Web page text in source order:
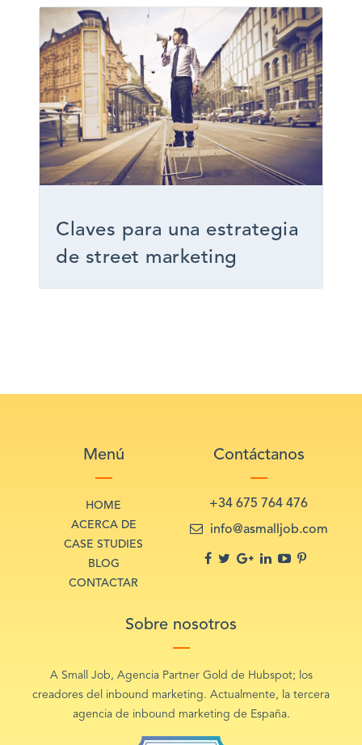
Claves para una estrategia
de street marketing
Menú
HOME
ACERCA DE
CASE STUDIES
BLOG
CONTACTAR
Contáctanos
+34 675 764 476
info@asmalljob.com
Sobre nosotros
A Small Job, Agencia Partner Gold de Hubspot; los
creadores del inbound marketing. Actualmente, la tercera
agencia de inbound marketing de España.